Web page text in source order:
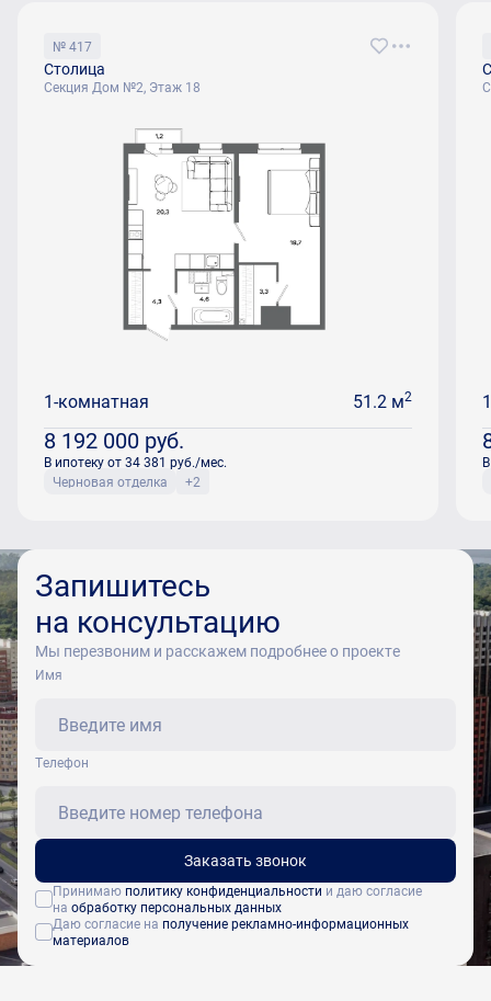
№ 417
Столица
Секция Дом №2, Этаж 18
1-комнатная 51.2 м2
8 192 000 руб.
В ипотеку от 34 381 руб./мес.
Черновая отделка
+2
Запишитесь
на консультацию
Мы перезвоним и расскажем подробнее о проекте
Имя
Tелефон
Заказать звонок
Принимаю политику конфиденциальности и даю согласие
на обработку персональных данных
Даю согласие на получение рекламно-информационных
материалов